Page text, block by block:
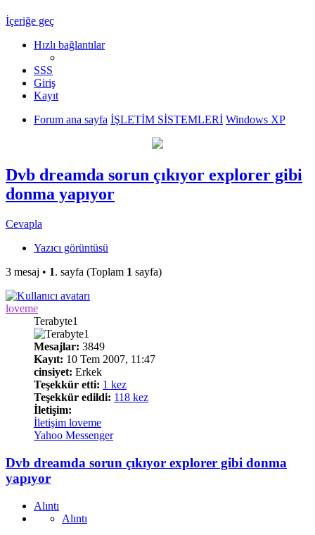
İçeriğe geç
Hızlı bağlantılar
SSS
Giriş
Kayıt
Forum ana sayfa İŞLETİM SİSTEMLERİ Windows XP
Dvb dreamda sorun çıkıyor explorer gibi
donma yapıyor
Cevapla
Yazıcı görüntüsü
3 mesaj • 1. sayfa (Toplam 1 sayfa)
loveme
Terabyte1
Mesajlar: 3849
Kayıt: 10 Tem 2007, 11:47
cinsiyet: Erkek
Teşekkür etti: 1 kez
Teşekkür edildi: 118 kez
İletişim:
İletişim loveme
Yahoo Messenger
Dvb dreamda sorun çıkıyor explorer gibi donma
yapıyor
Alıntı
Alıntı